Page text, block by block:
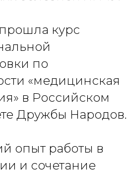
курс
по
«медицинская
в Российском
Дружбы Народов.
опыт работы в
и сочетание